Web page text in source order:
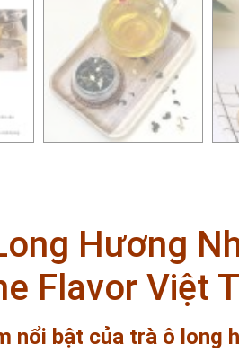
Hương
Flavor Việt
nổi bật của trà ô long